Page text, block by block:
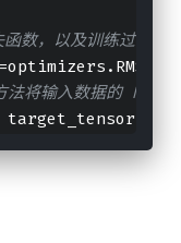
数，以及训练过程中
输入数据的